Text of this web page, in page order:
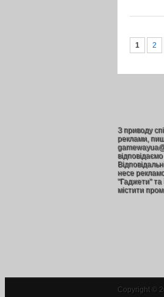
1 2
З приводу
реклами,
несе
"Гаджети" та
містити
Copyright ©